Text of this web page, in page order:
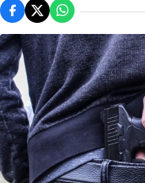
FacebookPlatforma X
WhatsApp